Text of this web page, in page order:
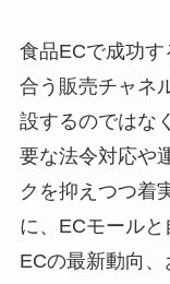
食品ECで成功
合う販売チャネ
設するのではな
要な法令対応や
クを抑えつつ着
に、ECモール
ECの最新動向